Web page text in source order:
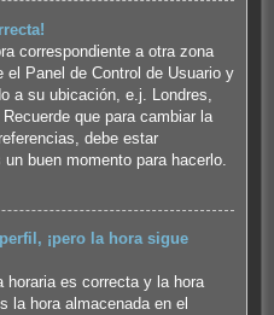
correspondiente a otra zona
Panel de Control de Usuario y
a su ubicación, e.j. Londres,
que para cambiar la
debe estar
buen momento para hacerlo.
¡pero la hora sigue
horaria es correcta y la hora
la hora almacenada en el